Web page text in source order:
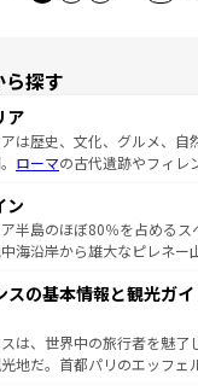
探す
ア
は歴史、文化、グルメ、自
ローマの古代遺跡やフィレ
スカーナの美しい田園風景
自然景観も見逃せない。観
スタなど、絶品のイタリア
れるイタリアで、忘れられ
着のイタリア情報は
ン
半島のほぼ80％を占めるス
海沿岸から雄大なピレネー
付くこの国では、情熱的な
、そして美味しいタパスが
マドリードの洗練された雰
溢れた街角から、地方では
スの基本情報と観光ガ
は、世界中の旅行者を魅了
地だ。首都パリのエッフェ